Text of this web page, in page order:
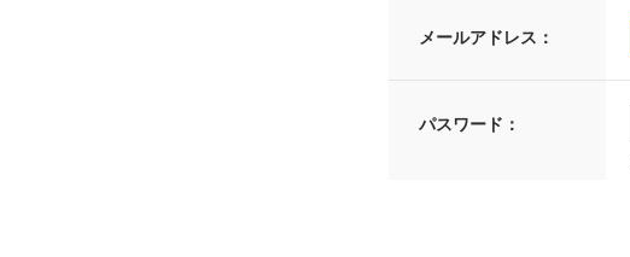
メールアドレス：
パスワード：